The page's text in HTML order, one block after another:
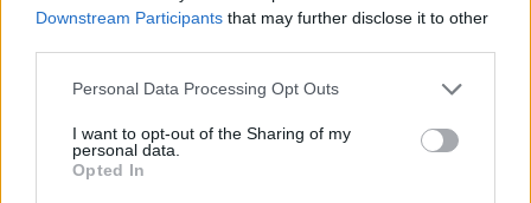
Downstream Participants that may further disclose it to other
Personal Data Processing Opt Outs
I want to opt-out of the Sharing of my
personal data.
Opted In
A Nagy Ő reality Stohl András Kiara
Hangoskönyv Magyar Péter közélet
civilek feminizmus